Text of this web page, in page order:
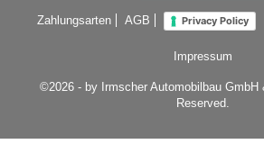
Zahlungsarten AGB Privacy Policy
Impressum
©2026 - by Irmscher Automobilbau GmbH
Reserved.